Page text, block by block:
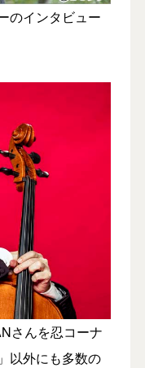
のインタビュー
さんを忍コーナ
以外にも多数の